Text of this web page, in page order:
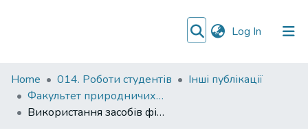
Log In (current)
Communities
&
Collections
Home 014. Роботи студентів
Інші публікації
Факультет природничих наук
Використання засобів фізичної культури та спорту при цукровому діабеті 1-ого типу